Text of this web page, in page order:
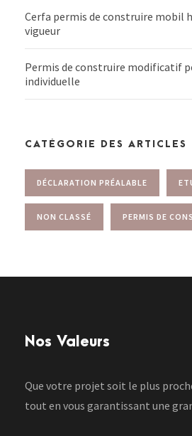
Cerfa permis de construire mobil
vigueur
Permis de construire modificatif
individuelle
CATÉGORIE DES ARTICLES
DÉCLARATION PRÉALABLE
NON CLASSÉ PERMIS DE
Nos Valeurs
Que votre projet soit le plus
tout en vous garantissant une